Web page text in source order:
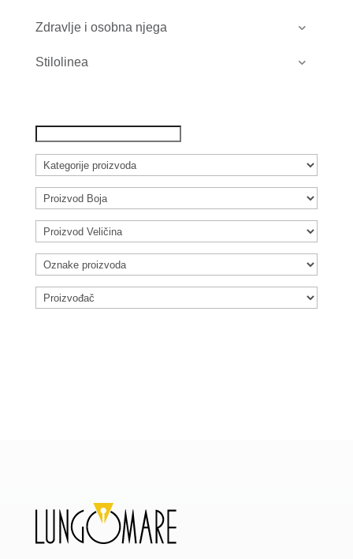
Zdravlje i osobna njega
Stilolinea